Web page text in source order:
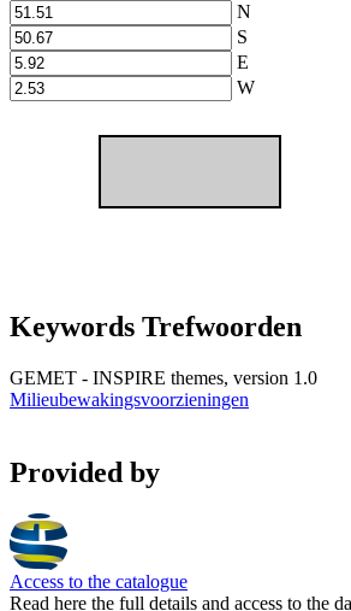
N
S
E
W
Keywords Trefwoorden
GEMET - INSPIRE themes, version 1.0
Milieubewakingsvoorzieningen
Provided by
Access to the catalogue
Read here the full details and access to the